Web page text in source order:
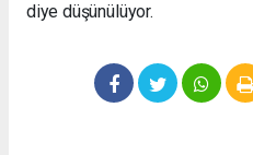
diye düşünülüyor.